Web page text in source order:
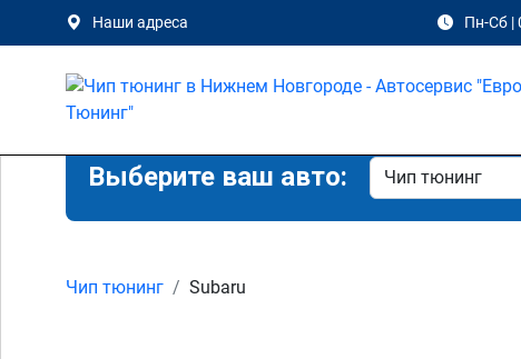
Наши адреса Пн-Сб |
Выберите ваш авто:
Чип тюнинг Subaru